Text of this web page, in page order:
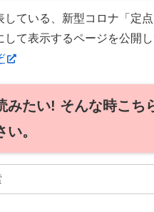
している、新型コロナ「定
て表示するページを公開し
みたい! そんな時こち
。